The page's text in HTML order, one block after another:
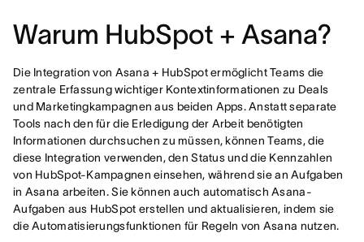
Warum HubSpot + Asana?
Die Integration von Asana + HubSpot ermöglicht Teams die
zentrale Erfassung wichtiger Kontextinformationen zu Deals
und Marketingkampagnen aus beiden Apps. Anstatt separate
Tools nach den für die Erledigung der Arbeit benötigten
Informationen durchsuchen zu müssen, können Teams, die
diese Integration verwenden, den Status und die Kennzahlen
von HubSpot-Kampagnen einsehen, während sie an Aufgaben
in Asana arbeiten. Sie können auch automatisch Asana-
Aufgaben aus HubSpot erstellen und aktualisieren, indem sie
die Automatisierungsfunktionen für Regeln von Asana nutzen.